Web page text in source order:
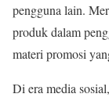
pengguna lain.
produk dalam
materi promosi
Di era media